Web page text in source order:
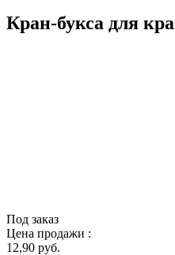
Кран-букса для
Под заказ
Цена продажи :
12,90 руб.